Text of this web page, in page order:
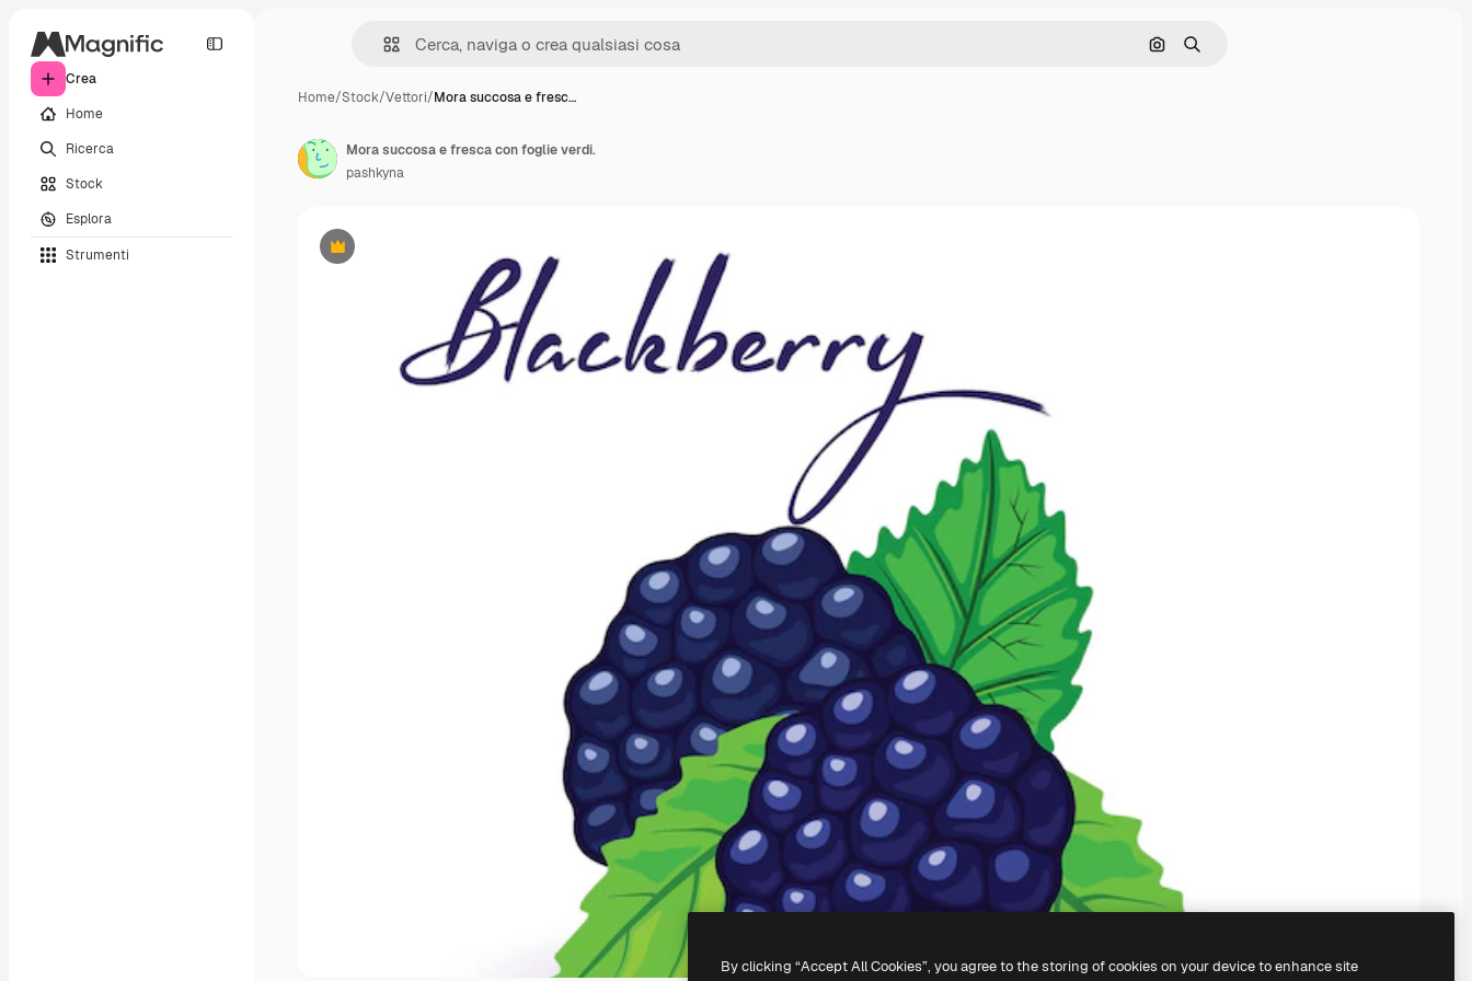
Crea
Home
Ricerca
Stock
Esplora
Strumenti
Cerca per immagine
Ricerca
Home/Stock/Vettori/Mora succosa e fresc…
Premium
Mora succosa e fresca con foglie verdi.
pashkyna
By clicking “Accept All Cookies”, you agree to the storing of cookies on your device to enhance site